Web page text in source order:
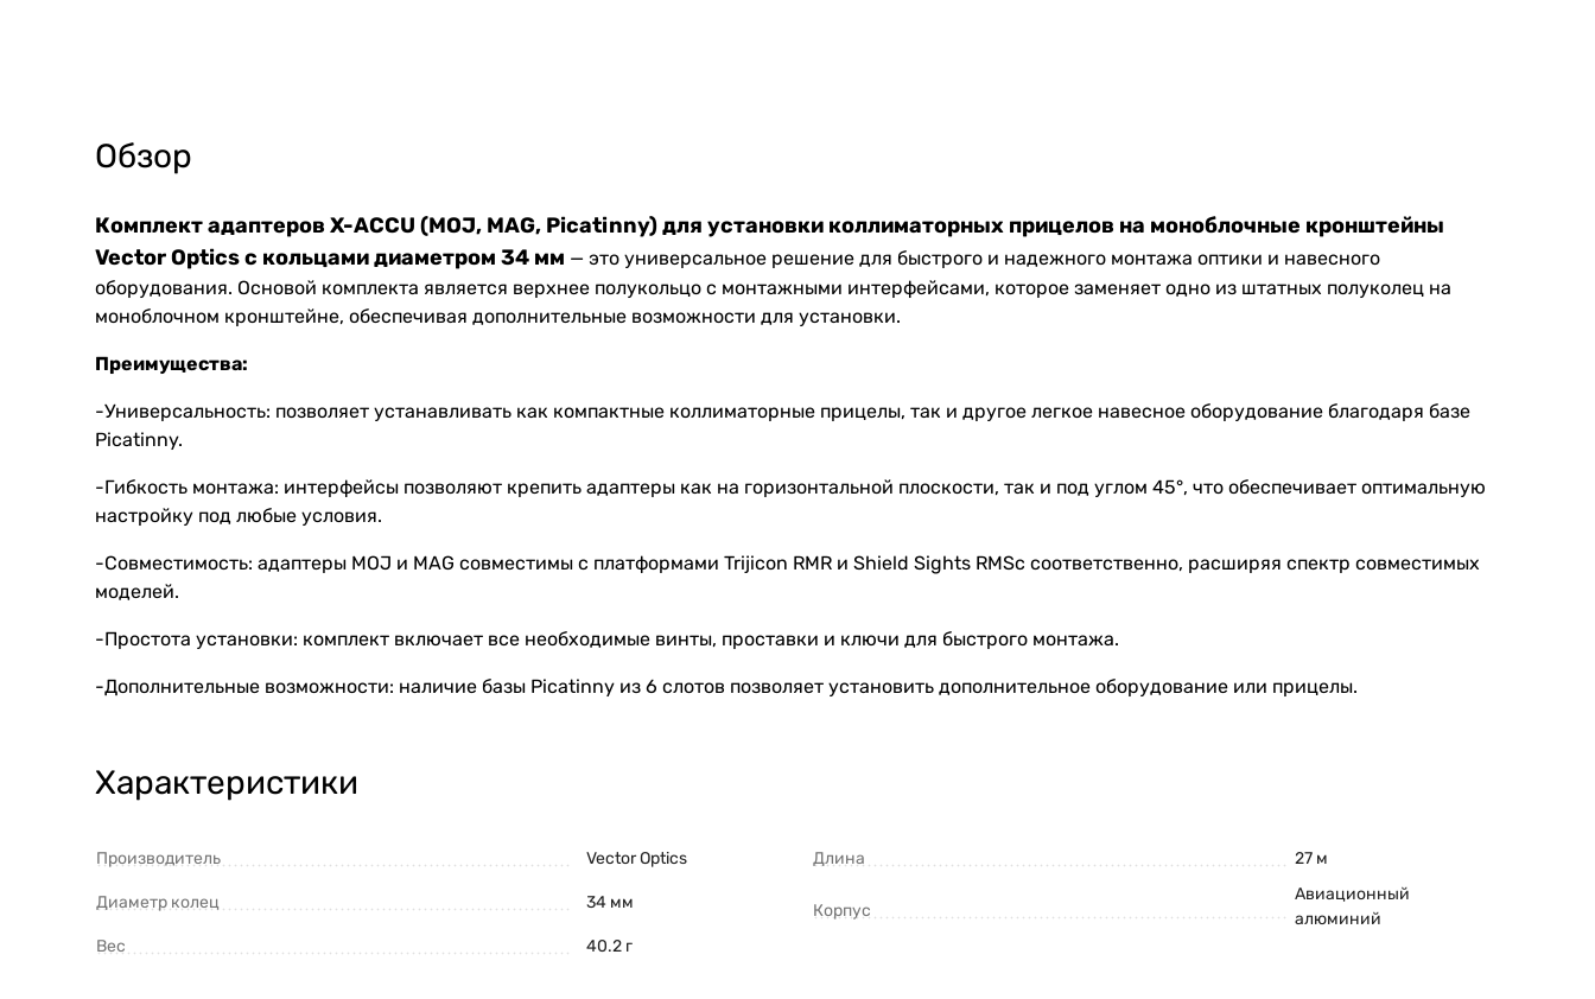
Обзор
Комплект адаптеров X-ACCU (MOJ, MAG, Picatinny) для установки коллиматорных прицелов на моноблочные кронштейны
Vector Optics с кольцами диаметром 34 мм — это универсальное решение для быстрого и надежного монтажа оптики и навесного
оборудования. Основой комплекта является верхнее полукольцо с монтажными интерфейсами, которое заменяет одно из штатных полуколец на
моноблочном кронштейне, обеспечивая дополнительные возможности для установки.
Преимущества:
-Универсальность: позволяет устанавливать как компактные коллиматорные прицелы, так и другое легкое навесное оборудование благодаря базе
Picatinny.
-Гибкость монтажа: интерфейсы позволяют крепить адаптеры как на горизонтальной плоскости, так и под углом 45°, что обеспечивает оптимальную
настройку под любые условия.
-Совместимость: адаптеры MOJ и MAG совместимы с платформами Trijicon RMR и Shield Sights RMSc соответственно, расширяя спектр совместимых
моделей.
-Простота установки: комплект включает все необходимые винты, проставки и ключи для быстрого монтажа.
-Дополнительные возможности: наличие базы Picatinny из 6 слотов позволяет установить дополнительное оборудование или прицелы.
Характеристики
Производитель Vector Optics
Диаметр колец 34 мм
Вес 40.2 г
Длина 27 м
Корпус
Авиационный
алюминий